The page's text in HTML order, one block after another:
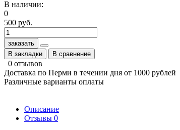
В наличии:
0
500 руб.
заказать
В закладки
В сравнение
0 отзывов
Доставка по Перми в течении дня от 1000 рублей
Различные варианты оплаты
Описание
Отзывы 0